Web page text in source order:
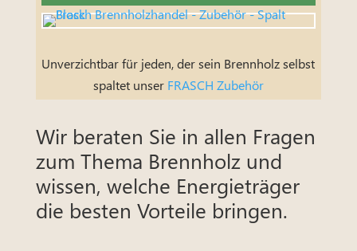
Unverzichtbar für jeden, der sein Brennholz selbst
spaltet unser FRASCH Zubehör
Wir beraten Sie in allen Fragen
zum Thema Brennholz und
wissen, welche Energieträger
die besten Vorteile bringen.